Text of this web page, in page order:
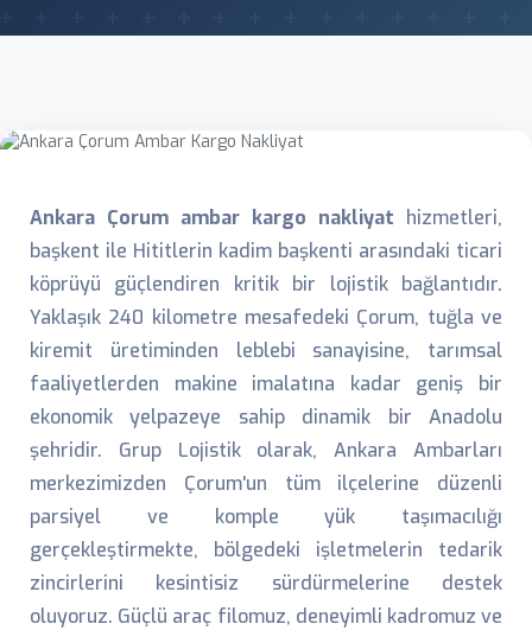
Ankara Çorum ambar kargo nakliyat hizmetleri,
başkent ile Hititlerin kadim başkenti arasındaki ticari
köprüyü güçlendiren kritik bir lojistik bağlantıdır.
Yaklaşık 240 kilometre mesafedeki Çorum, tuğla ve
kiremit üretiminden leblebi sanayisine, tarımsal
faaliyetlerden makine imalatına kadar geniş bir
ekonomik yelpazeye sahip dinamik bir Anadolu
şehridir. Grup Lojistik olarak, Ankara Ambarları
merkezimizden Çorum'un tüm ilçelerine düzenli
parsiyel ve komple yük taşımacılığı
gerçekleştirmekte, bölgedeki işletmelerin tedarik
zincirlerini kesintisiz sürdürmelerine destek
oluyoruz. Güçlü araç filomuz, deneyimli kadromuz ve